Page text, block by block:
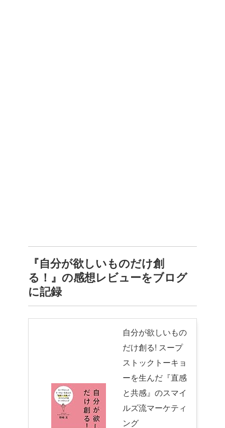
『自分が欲しいものだけ創
る！』の感想レビューをブログ
に記録
自分が欲しいもの
だけ創る! スープ
ストックトーキョ
ーを生んだ『直感
と共感』のスマイ
ルズ流マーケティ
ング